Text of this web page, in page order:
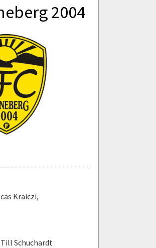
2004
Kraiczi,
Till Schuchardt